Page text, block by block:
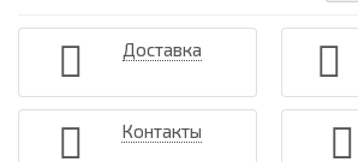
Доставка
Контакты